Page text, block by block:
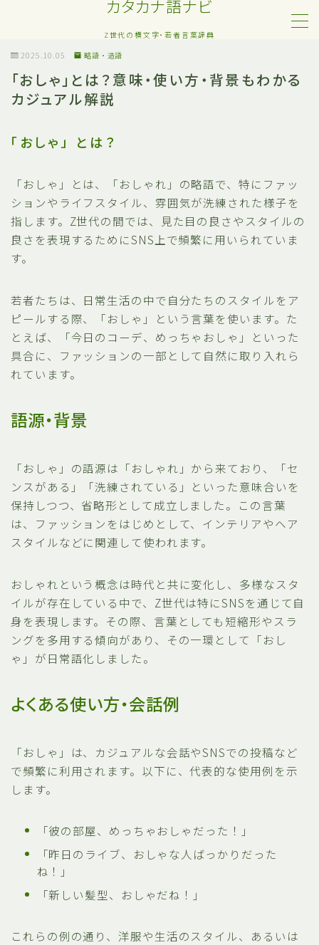
カタカナ語ナビ
Z世代の横文字・若者言葉辞典
MENU
Z世代・若者カタカナ語
ネット・SNS用語
日常でよく聞く流行語
略語・造語
2025.10.05 略語・造語
「おしゃ」とは？意味・使い方・背景もわかる
カジュアル解説
「おしゃ」 とは？
「おしゃ」とは、「おしゃれ」の略語で、特にファッ
ションやライフスタイル、雰囲気が洗練された様子を
指します。Z世代の間では、見た目の良さやスタイルの
良さを表現するためにSNS上で頻繁に用いられていま
す。
若者たちは、日常生活の中で自分たちのスタイルをア
ピールする際、「おしゃ」という言葉を使います。た
とえば、「今日のコーデ、めっちゃおしゃ」といった
具合に、ファッションの一部として自然に取り入れら
れています。
語源・背景
「おしゃ」の語源は「おしゃれ」から来ており、「セ
ンスがある」「洗練されている」といった意味合いを
保持しつつ、省略形として成立しました。この言葉
は、ファッションをはじめとして、インテリアやヘア
スタイルなどに関連して使われます。
おしゃれという概念は時代と共に変化し、多様なスタ
イルが存在している中で、Z世代は特にSNSを通じて自
身を表現します。その際、言葉としても短縮形やスラ
ングを多用する傾向があり、その一環として「おし
ゃ」が日常語化しました。
よくある使い方・会話例
「おしゃ」は、カジュアルな会話やSNSでの投稿など
で頻繁に利用されます。以下に、代表的な使用例を示
します。
「彼の部屋、めっちゃおしゃだった！」
「昨日のライブ、おしゃな人ばっかりだった
ね！」
「新しい髪型、おしゃだね！」
これらの例の通り、洋服や生活のスタイル、あるいは